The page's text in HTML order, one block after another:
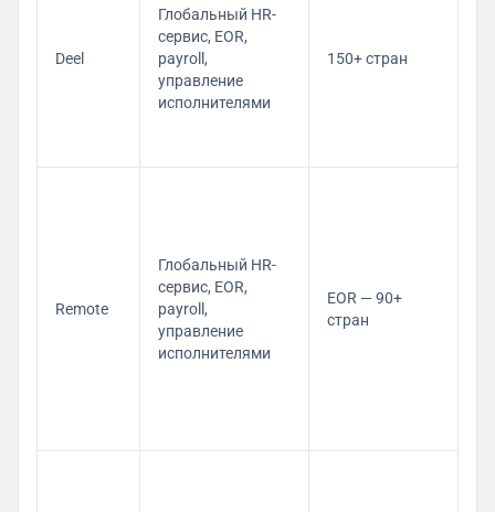
Deel
Глобальный HR-
сервис, EOR,
payroll,
управление
исполнителями
150+ стран
Remote
Глобальный HR-
сервис, EOR,
payroll,
управление
исполнителями
EOR — 90+
стран